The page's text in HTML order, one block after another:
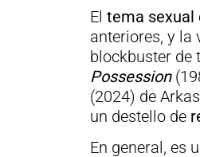
El tema sexual
anteriores, y la
blockbuster de
Possession
(2024) de
un destello de
En general, es